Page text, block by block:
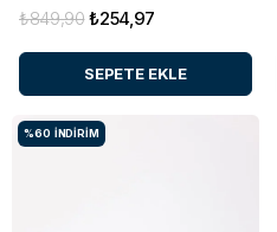
₺254,97
₺849,90
SEPETE EKLE
%60 İNDIRIM